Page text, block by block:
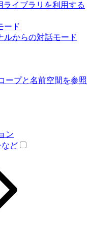
ライブラリを利用する
ード
ルからの対話モード
ープと名前空間を参照
ン
ど